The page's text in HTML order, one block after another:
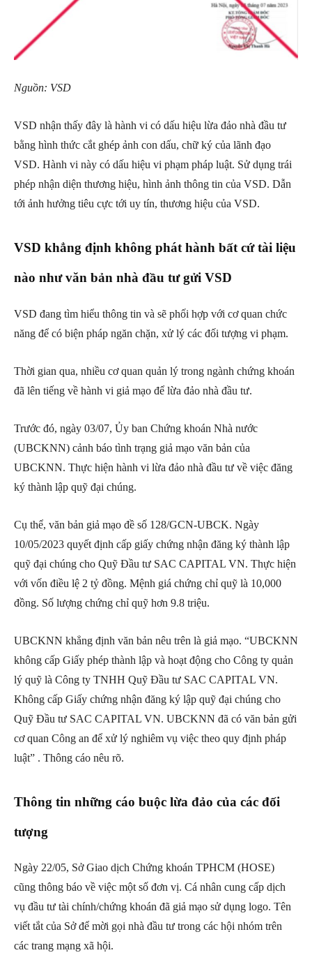
Nguồn: VSD
VSD nhận thấy đây là hành vi có dấu hiệu lừa đảo nhà đầu tư
bằng hình thức cắt ghép ảnh con dấu, chữ ký của lãnh đạo
VSD. Hành vi này có dấu hiệu vi phạm pháp luật. Sử dụng trái
phép nhận diện thương hiệu, hình ảnh thông tin của VSD. Dẫn
tới ảnh hưởng tiêu cực tới uy tín, thương hiệu của VSD.
VSD khẳng định không phát hành bất cứ tài liệu
nào như văn bản nhà đầu tư gửi VSD
VSD đang tìm hiểu thông tin và sẽ phối hợp với cơ quan chức
năng để có biện pháp ngăn chặn, xử lý các đối tượng vi phạm.
Thời gian qua, nhiều cơ quan quản lý trong ngành chứng khoán
đã lên tiếng về hành vi giả mạo để lừa đảo nhà đầu tư.
Trước đó, ngày 03/07, Ủy ban Chứng khoán Nhà nước
(UBCKNN) cảnh báo tình trạng giả mạo văn bản của
UBCKNN. Thực hiện hành vi lừa đảo nhà đầu tư về việc đăng
ký thành lập quỹ đại chúng.
Cụ thể, văn bản giả mạo đề số 128/GCN-UBCK. Ngày
10/05/2023 quyết định cấp giấy chứng nhận đăng ký thành lập
quỹ đại chúng cho Quỹ Đầu tư SAC CAPITAL VN. Thực hiện
với vốn điều lệ 2 tỷ đồng. Mệnh giá chứng chỉ quỹ là 10,000
đồng. Số lượng chứng chỉ quỹ hơn 9.8 triệu.
UBCKNN khẳng định văn bản nêu trên là giả mạo. “UBCKNN
không cấp Giấy phép thành lập và hoạt động cho Công ty quản
lý quỹ là Công ty TNHH Quỹ Đầu tư SAC CAPITAL VN.
Không cấp Giấy chứng nhận đăng ký lập quỹ đại chúng cho
Quỹ Đầu tư SAC CAPITAL VN. UBCKNN đã có văn bản gửi
cơ quan Công an để xử lý nghiêm vụ việc theo quy định pháp
luật” . Thông cáo nêu rõ.
Thông tin những cáo buộc lừa đảo của các đối
tượng
Ngày 22/05, Sở Giao dịch Chứng khoán TPHCM (HOSE)
cũng thông báo về việc một số đơn vị. Cá nhân cung cấp dịch
vụ đầu tư tài chính/chứng khoán đã giả mạo sử dụng logo. Tên
viết tắt của Sở để mời gọi nhà đầu tư trong các hội nhóm trên
các trang mạng xã hội.